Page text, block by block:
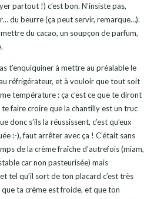
partout !) c’est bon. N’insiste pas,
du beurre (ça peut servir, remarque…).
du cacao, un soupçon de parfum,
t’enquiquiner à mettre au préalable le
réfrigérateur, et à vouloir que tout soit
température : ça c’est ce que te diront
faire croire que la chantilly est un truc
donc s’ils la réussissent, c’est qu’eux
:-), faut arrêter avec ça ! C’était sans
de la crème fraîche d’autrefois (miam,
car non pasteurisée) mais
tel qu’il sort de ton placard c’est très
ta crème est froide, et que ton